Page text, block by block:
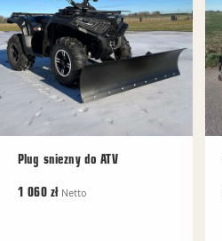
Plug sniezny do ATV
1 060 zł Netto